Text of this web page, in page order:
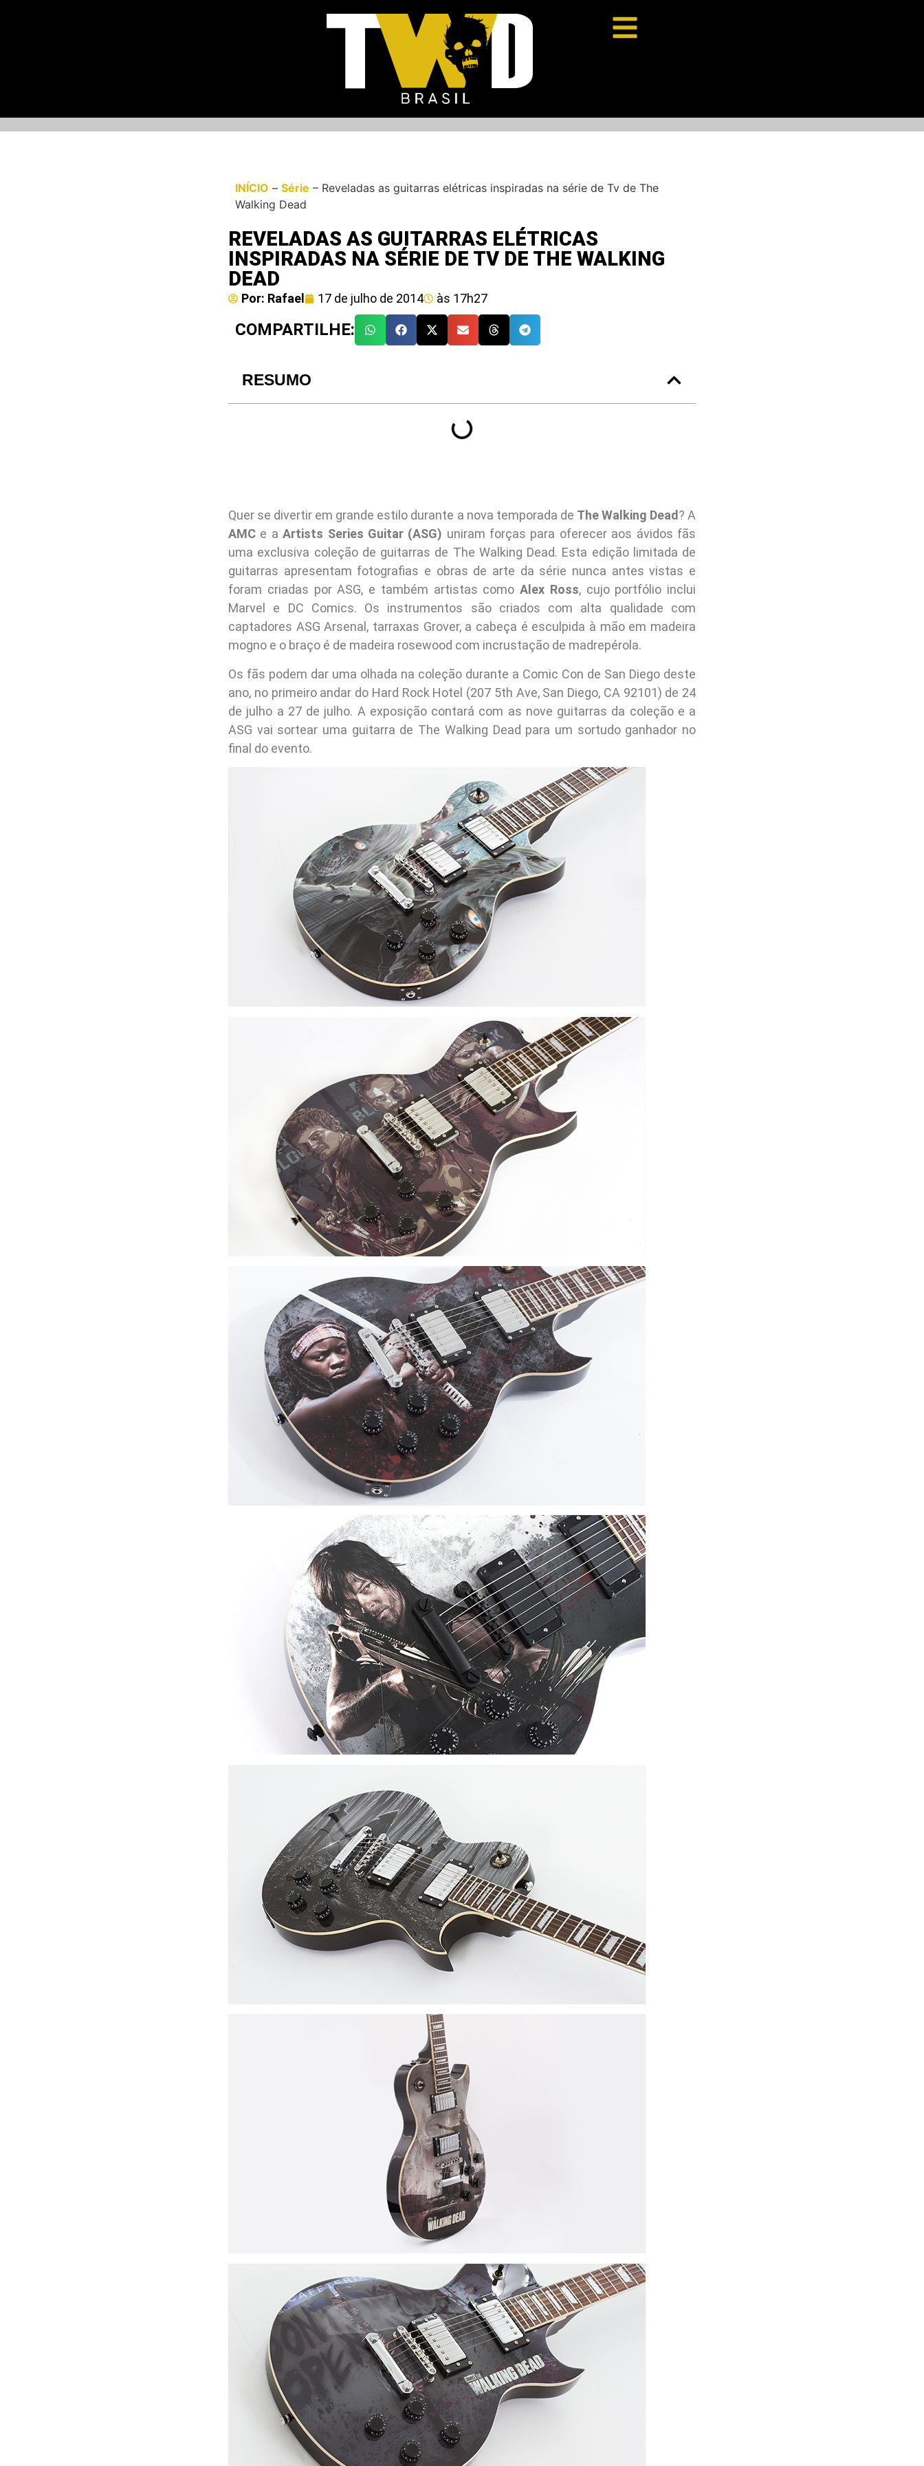
INÍCIO – Série – Reveladas as guitarras elétricas inspiradas na série de Tv de The
Walking Dead
REVELADAS AS GUITARRAS ELÉTRICAS
INSPIRADAS NA SÉRIE DE TV DE THE WALKING
DEAD
Por: Rafael 17 de julho de 2014 às 17h27
COMPARTILHE:
RESUMO
Quer se divertir em grande estilo durante a nova temporada de The Walking Dead? A
AMC e aArtists Series Guitar (ASG) uniram forças para oferecer aos ávidos fãs
uma exclusiva coleção de guitarras de The Walking Dead. Esta edição limitada de
guitarras apresentam fotografias e obras de arte da série nunca antes vistas e
foram criadas por ASG, e também artistas como Alex Ross, cujo portfólio inclui
Marvel e DC Comics. Os instrumentos são criados com alta qualidade com
captadores ASG Arsenal, tarraxas Grover, a cabeça é esculpida à mão em madeira
mogno e o braço é de madeira rosewood com incrustação de madrepérola.
Os fãs podem dar uma olhada na coleção durante a Comic Con de San Diego deste
ano, no primeiro andar do Hard Rock Hotel (207 5th Ave, San Diego, CA 92101) de 24
de julho a 27 de julho. A exposição contará com as nove guitarras da coleção e a
ASG vai sortear uma guitarra de The Walking Dead para um sortudo ganhador no
final do evento.